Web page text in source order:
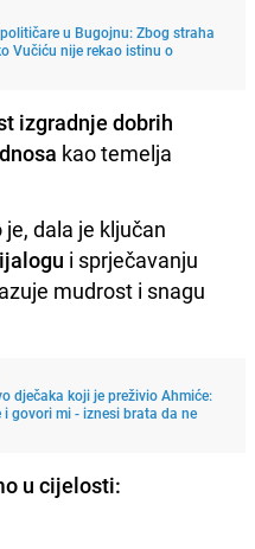
u Bugojnu: Zbog straha
Vučiću nije rekao istinu o
izgradnje dobrih
kao temelja
dala je ključan
i sprječavanju
mudrost i snagu
dječaka koji je preživio Ahmiće:
govori mi - iznesi brata da ne
u cijelosti: